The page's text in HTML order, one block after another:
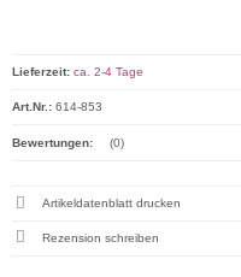
Lieferzeit: ca. 2-4 Tage
Art.Nr.: 614-853
Bewertungen: (0)
Artikeldatenblatt drucken
Rezension schreiben